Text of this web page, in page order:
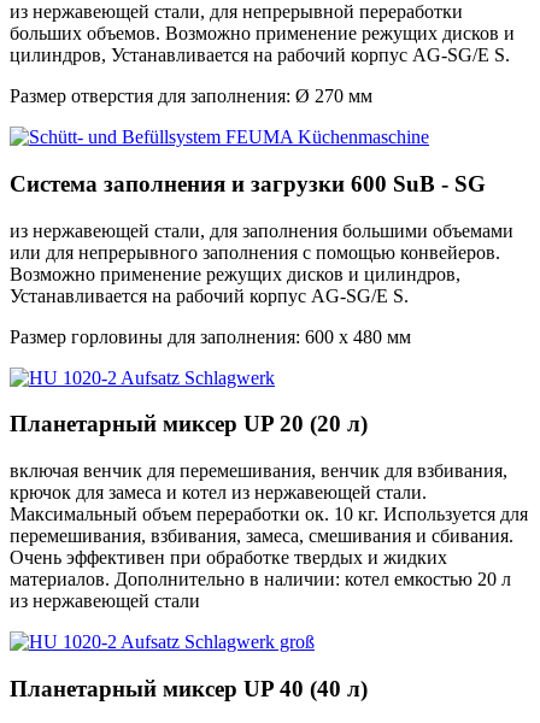
из нержавеющей стали, для непрерывной переработки
больших объемов. Возможно применение режущих дисков и
цилиндров, Устанавливается на рабочий корпус AG-SG/E S.
Размер отверстия для заполнения: Ø 270 мм
Система заполнения и загрузки 600 SuB - SG
из нержавеющей стали, для заполнения большими объемами
или для непрерывного заполнения с помощью конвейеров.
Возможно применение режущих дисков и цилиндров,
Устанавливается на рабочий корпус AG-SG/E S.
Размер горловины для заполнения: 600 x 480 мм
Планетарный миксер UP 20 (20 л)
включая венчик для перемешивания, венчик для взбивания,
крючок для замеса и котел из нержавеющей стали.
Максимальный объем переработки ок. 10 кг. Используется для
перемешивания, взбивания, замеса, смешивания и сбивания.
Очень эффективен при обработке твердых и жидких
материалов. Дополнительно в наличии: котел емкостью 20 л
из нержавеющей стали
Планетарный миксер UP 40 (40 л)